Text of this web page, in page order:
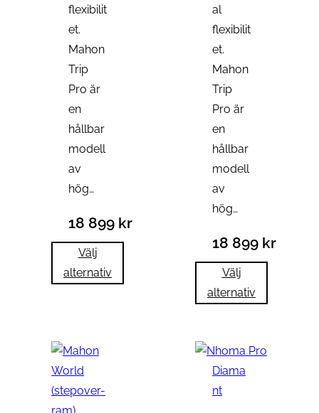
flexibilit
et.
Mahon
Trip
Pro är
en
hållbar
modell
av
hög…
18 899 kr
Välj
alternativ
al
flexibilit
et.
Mahon
Trip
Pro är
en
hållbar
modell
av
hög…
18 899 kr
Välj
alternativ
Diama
nt